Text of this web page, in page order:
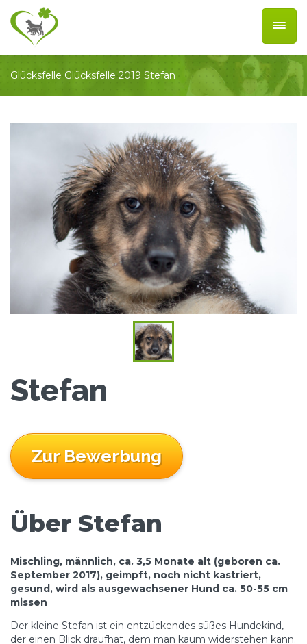
Glücksfelle Glücksfelle 2019 Stefan
Stefan
Zur Bewerbung
Über Stefan
Mischling, männlich, ca. 3,5 Monate alt (geboren ca.
September 2017), geimpft, noch nicht kastriert,
gesund, wird als ausgewachsener Hund ca. 50-55 cm
missen
Der kleine Stefan ist ein entzückendes süßes Hundekind,
der einen Blick draufhat, dem man kaum widerstehen kann.